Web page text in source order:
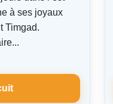
à ses joyaux
Timgad.